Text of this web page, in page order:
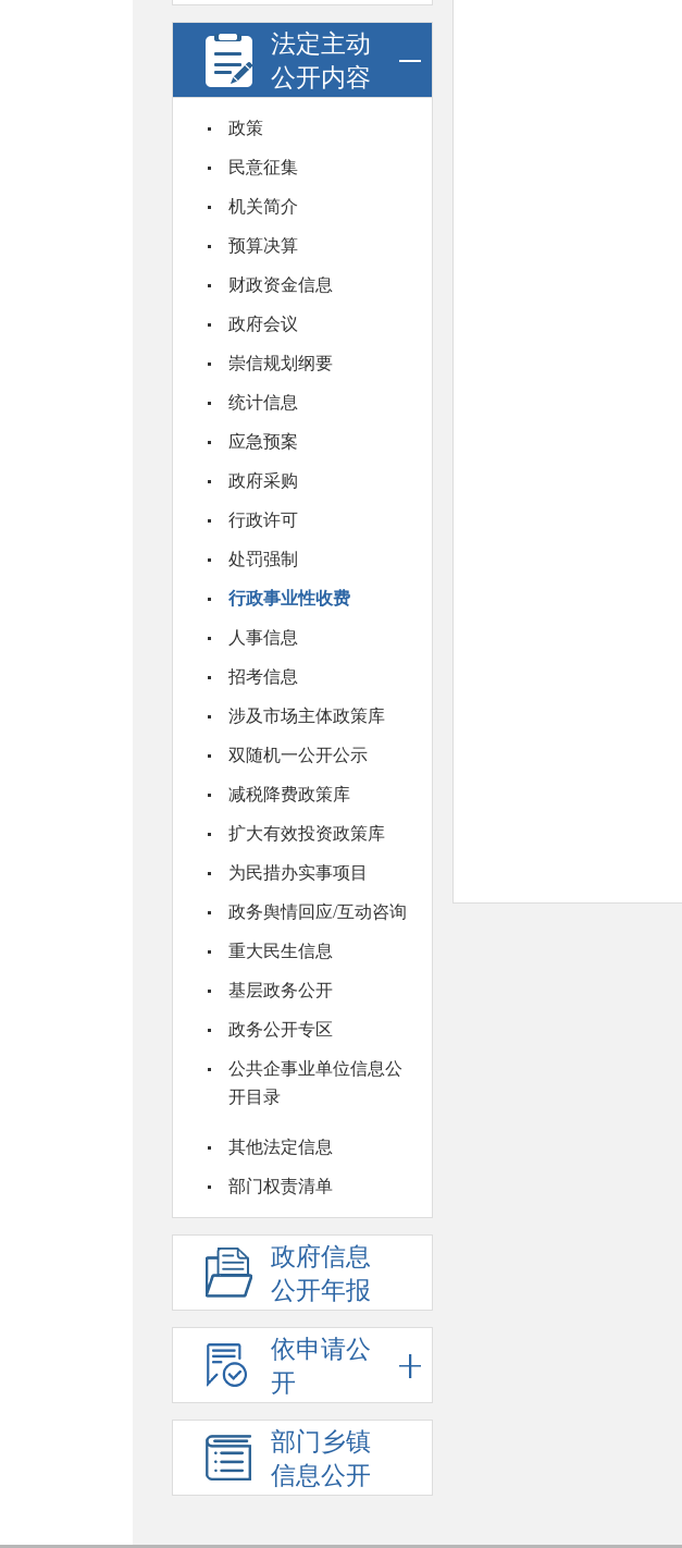
法定主动
公开内容
政策
民意征集
机关简介
预算决算
财政资金信息
政府会议
崇信规划纲要
统计信息
应急预案
政府采购
行政许可
处罚强制
行政事业性收费
人事信息
招考信息
涉及市场主体政策库
双随机一公开公示
减税降费政策库
扩大有效投资政策库
为民措办实事项目
政务舆情回应/互动咨询
重大民生信息
基层政务公开
政务公开专区
公共企事业单位信息公
开目录
其他法定信息
部门权责清单
政府信息
公开年报
依申请公
开
部门乡镇
信息公开